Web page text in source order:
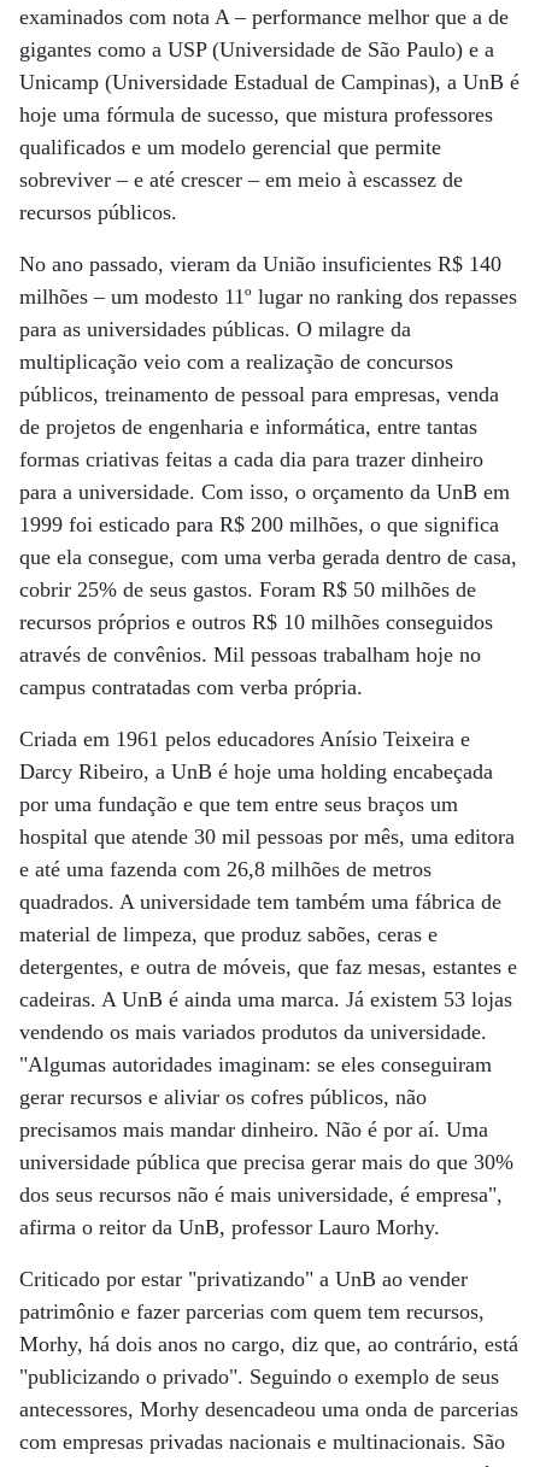
examinados com nota A – performance melhor que a de
gigantes como a USP (Universidade de São Paulo) e a
Unicamp (Universidade Estadual de Campinas), a UnB é
hoje uma fórmula de sucesso, que mistura professores
qualificados e um modelo gerencial que permite
sobreviver – e até crescer – em meio à escassez de
recursos públicos.
No ano passado, vieram da União insuficientes R$ 140
milhões – um modesto 11º lugar no ranking dos repasses
para as universidades públicas. O milagre da
multiplicação veio com a realização de concursos
públicos, treinamento de pessoal para empresas, venda
de projetos de engenharia e informática, entre tantas
formas criativas feitas a cada dia para trazer dinheiro
para a universidade. Com isso, o orçamento da UnB em
1999 foi esticado para R$ 200 milhões, o que significa
que ela consegue, com uma verba gerada dentro de casa,
cobrir 25% de seus gastos. Foram R$ 50 milhões de
recursos próprios e outros R$ 10 milhões conseguidos
através de convênios. Mil pessoas trabalham hoje no
campus contratadas com verba própria.
Criada em 1961 pelos educadores Anísio Teixeira e
Darcy Ribeiro, a UnB é hoje uma holding encabeçada
por uma fundação e que tem entre seus braços um
hospital que atende 30 mil pessoas por mês, uma editora
e até uma fazenda com 26,8 milhões de metros
quadrados. A universidade tem também uma fábrica de
material de limpeza, que produz sabões, ceras e
detergentes, e outra de móveis, que faz mesas, estantes e
cadeiras. A UnB é ainda uma marca. Já existem 53 lojas
vendendo os mais variados produtos da universidade.
"Algumas autoridades imaginam: se eles conseguiram
gerar recursos e aliviar os cofres públicos, não
precisamos mais mandar dinheiro. Não é por aí. Uma
universidade pública que precisa gerar mais do que 30%
dos seus recursos não é mais universidade, é empresa",
afirma o reitor da UnB, professor Lauro Morhy.
Criticado por estar "privatizando" a UnB ao vender
patrimônio e fazer parcerias com quem tem recursos,
Morhy, há dois anos no cargo, diz que, ao contrário, está
"publicizando o privado". Seguindo o exemplo de seus
antecessores, Morhy desencadeou uma onda de parcerias
com empresas privadas nacionais e multinacionais. São